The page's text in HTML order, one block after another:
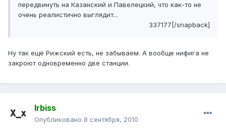
передвинуть на Казанский и Павелецкий, что как-то не
очень реалистично выглядит...
337177[/snapback]
Ну так ещё Рижский есть, не забываем. А вообще нифига не
закроют одновременно две станции.
Irbiss
Опубликовано 8 сентября, 2010